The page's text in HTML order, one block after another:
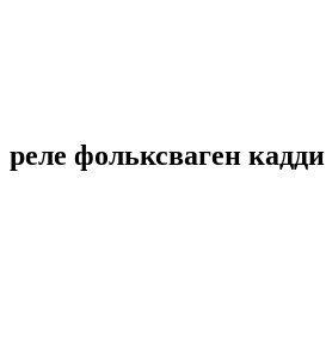
реле фольксваген кадди